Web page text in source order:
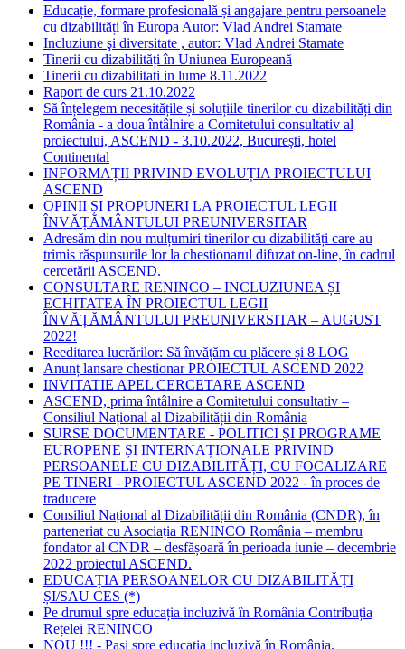
Educație, formare profesională și angajare pentru persoanele
cu dizabilități în Europa Autor: Vlad Andrei Stamate
Incluziune şi diversitate , autor: Vlad Andrei Stamate
Tinerii cu dizabilități în Uniunea Europeană
Tinerii cu dizabilitati in lume 8.11.2022
Raport de curs 21.10.2022
Să înțelegem necesitățile și soluțiile tinerilor cu dizabilități din
România - a doua întâlnire a Comitetului consultativ al
proiectului, ASCEND - 3.10.2022, București, hotel
Continental
INFORMAȚII PRIVIND EVOLUȚIA PROIECTULUI
ASCEND
OPINII ȘI PROPUNERI LA PROIECTUL LEGII
ÎNVĂȚĂMÂNTULUI PREUNIVERSITAR
Adresăm din nou mulțumiri tinerilor cu dizabilități care au
trimis răspunsurile lor la chestionarul difuzat on-line, în cadrul
cercetării ASCEND.
CONSULTARE RENINCO – INCLUZIUNEA ȘI
ECHITATEA ÎN PROIECTUL LEGII
ÎNVĂȚĂMÂNTULUI PREUNIVERSITAR – AUGUST
2022!
Reeditarea lucrărilor: Să învățăm cu plăcere și 8 LOG
Anunț lansare chestionar PROIECTUL ASCEND 2022
INVITATIE APEL CERCETARE ASCEND
ASCEND, prima întâlnire a Comitetului consultativ –
Consiliul Național al Dizabilității din România
SURSE DOCUMENTARE - POLITICI ȘI PROGRAME
EUROPENE ȘI INTERNAȚIONALE PRIVIND
PERSOANELE CU DIZABILITĂȚI, CU FOCALIZARE
PE TINERI - PROIECTUL ASCEND 2022 - în proces de
traducere
Consiliul Național al Dizabilității din România (CNDR), în
parteneriat cu Asociația RENINCO România – membru
fondator al CNDR – desfășoară în perioada iunie – decembrie
2022 proiectul ASCEND.
EDUCAȚIA PERSOANELOR CU DIZABILITĂȚI
ȘI/SAU CES (*)
Pe drumul spre educația incluzivă în România Contribuția
Rețelei RENINCO
NOU !!! - Pași spre educația incluzivă în România.